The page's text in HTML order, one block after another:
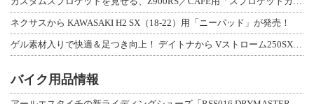
ネクサスから KAWASAKI H2 SX（18-22）用「ニーパッド」が発売！
バイク用品情報